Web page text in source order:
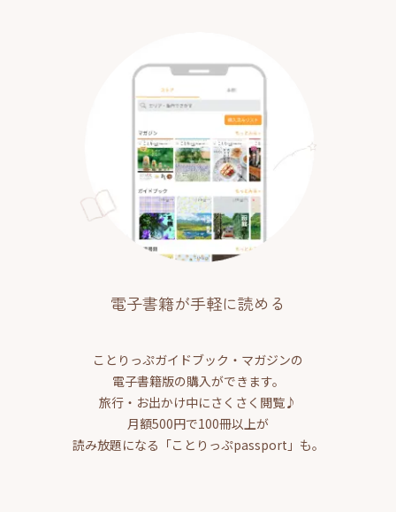
電子書籍が手軽に読める
ことりっぷガイドブック・マガジンの
電子書籍版の購入ができます。
旅行・お出かけ中にさくさく閲覧♪
月額500円で100冊以上が
読み放題になる「ことりっぷpassport」も。